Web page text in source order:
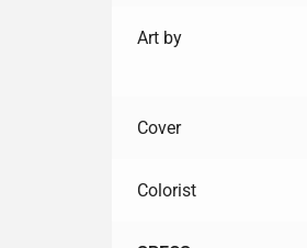
Art by
Cover
Colorist